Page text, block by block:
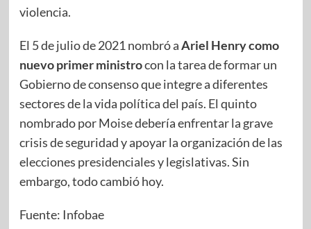
violencia.
El 5 de julio de 2021 nombró aAriel Henrycomo
nuevo primer ministrocon la tarea de formar un
Gobierno de consenso que integre a diferentes
sectores de la vida política del país. El quinto
nombrado por Moise debería enfrentar la grave
crisis de seguridad y apoyar la organización de las
elecciones presidenciales y legislativas. Sin
embargo, todo cambió hoy.
Fuente: Infobae